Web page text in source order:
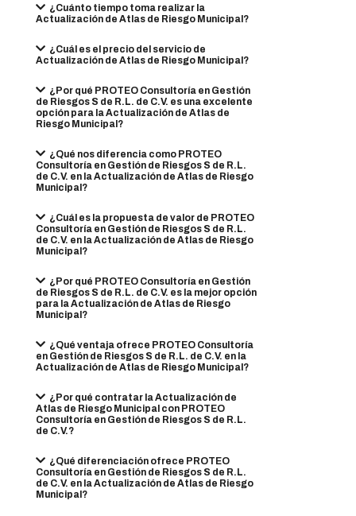
¿Cuánto tiempo toma realizar la
Actualización de Atlas de Riesgo Municipal?
¿Cuál es el precio del servicio de
Actualización de Atlas de Riesgo Municipal?
¿Por qué PROTEO Consultoría en Gestión
de Riesgos S de R.L. de C.V. es una excelente
opción para la Actualización de Atlas de
Riesgo Municipal?
¿Qué nos diferencia como PROTEO
Consultoría en Gestión de Riesgos S de R.L.
de C.V. en la Actualización de Atlas de Riesgo
Municipal?
¿Cuál es la propuesta de valor de PROTEO
Consultoría en Gestión de Riesgos S de R.L.
de C.V. en la Actualización de Atlas de Riesgo
Municipal?
¿Por qué PROTEO Consultoría en Gestión
de Riesgos S de R.L. de C.V. es la mejor opción
para la Actualización de Atlas de Riesgo
Municipal?
¿Qué ventaja ofrece PROTEO Consultoría
en Gestión de Riesgos S de R.L. de C.V. en la
Actualización de Atlas de Riesgo Municipal?
¿Por qué contratar la Actualización de
Atlas de Riesgo Municipal con PROTEO
Consultoría en Gestión de Riesgos S de R.L.
de C.V.?
¿Qué diferenciación ofrece PROTEO
Consultoría en Gestión de Riesgos S de R.L.
de C.V. en la Actualización de Atlas de Riesgo
Municipal?